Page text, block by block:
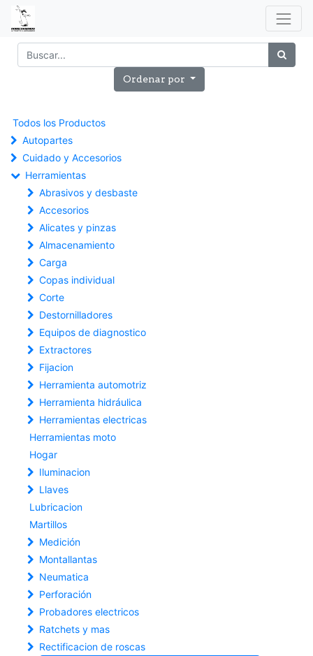
Ordenar por
Todos los Productos
Autopartes
Cuidado y Accesorios
Herramientas
Abrasivos y desbaste
Accesorios
Alicates y pinzas
Almacenamiento
Carga
Copas individual
Corte
Destornilladores
Equipos de diagnostico
Extractores
Fijacion
Herramienta automotriz
Herramienta hidráulica
Herramientas electricas
Herramientas moto
Hogar
Iluminacion
Llaves
Lubricacion
Martillos
Medición
Montallantas
Neumatica
Perforación
Probadores electricos
Ratchets y mas
Rectificacion de roscas